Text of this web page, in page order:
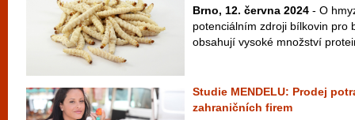
Brno, 12. června 2024 - O
potenciálním zdroji bílkovin pro
obsahují vysoké množství
Studie MENDELU: Prodej
zahraničních firem